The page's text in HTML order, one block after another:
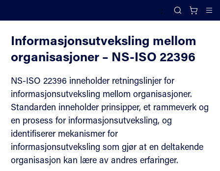
;
Search
Informasjonsutveksling mellom
organisasjoner – NS-ISO 22396
NS-ISO 22396 inneholder retningslinjer for
informasjonsutveksling mellom organisasjoner.
Standarden inneholder prinsipper, et rammeverk og
en prosess for informasjonsutveksling, og
identifiserer mekanismer for
informasjonsutveksling som gjør at en deltakende
organisasjon kan lære av andres erfaringer.